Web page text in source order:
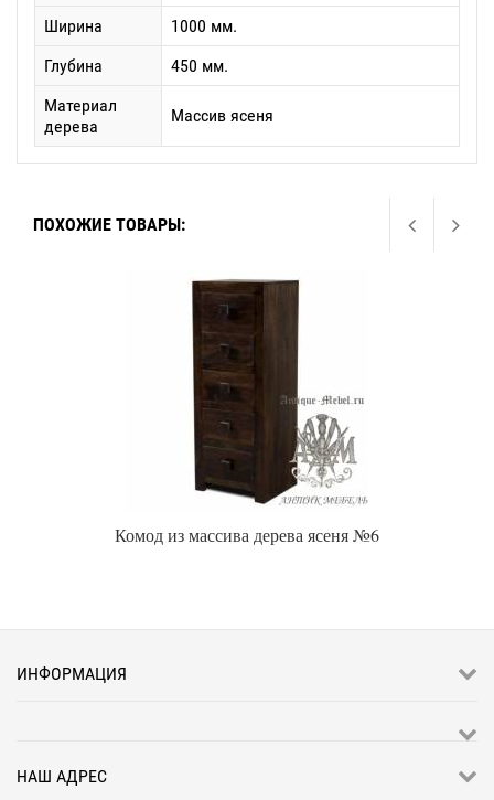
Ширина
1000 мм.
Глубина
450 мм.
Материал
дерева
Массив ясеня
ПОХОЖИЕ ТОВАРЫ:
Комод из массива дерева ясеня №6
ИНФОРМАЦИЯ
НАШ АДРЕС